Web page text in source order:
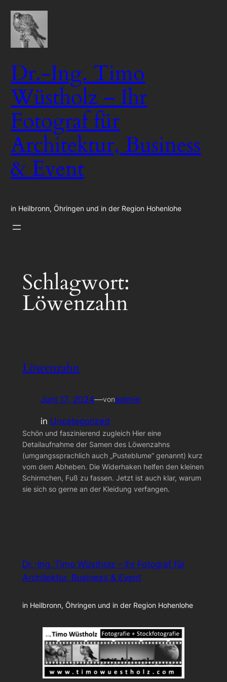
Zum
Inhalt
springen
Dr.-Ing. Timo
Wüstholz – Ihr
Fotograf für
Architektur, Business
& Event
in Heilbronn, Öhringen und in der Region Hohenlohe
Schlagwort:
Löwenzahn
Löwenzahn
Juni 17, 2024—vonadmin
in Uncategorized
Schön und faszinierend zugleich Hier eine
Detailaufnahme der Samen des Löwenzahns
(umgangssprachlich auch „Pusteblume“ genannt) kurz
vom dem Abheben. Die Widerhaken helfen den kleinen
Schirmchen, Fuß zu fassen. Jetzt ist auch klar, warum
sie sich so gerne an der Kleidung verfangen.
Dr.-Ing. Timo Wüstholz – Ihr Fotograf für
Architektur, Business & Event
in Heilbronn, Öhringen und in der Region Hohenlohe